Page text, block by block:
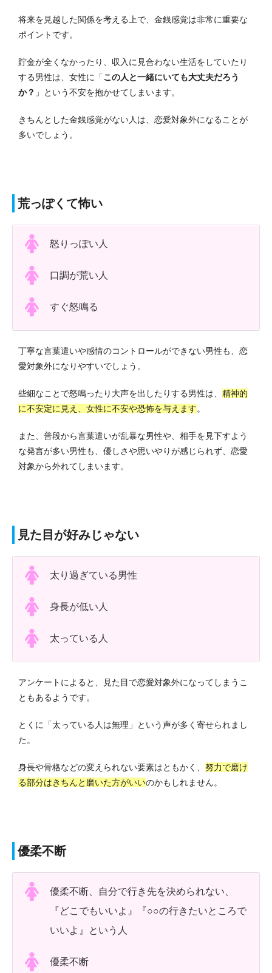
将来を見越した関係を考える上で、金銭感覚は非常に重要な
ポイントです。
貯金が全くなかったり、収入に見合わない生活をしていたり
する男性は、女性に「この人と一緒にいても大丈夫だろう
か？ 」という不安を抱かせてしまいます。
きちんとした金銭感覚がない人は、恋愛対象外になることが
多いでしょう。
荒っぽくて怖い
怒りっぽい人
口調が荒い人
すぐ怒鳴る
丁寧な言葉遣いや感情のコントロールができない男性も、恋
愛対象外になりやすいでしょう。
些細なことで怒鳴ったり大声を出したりする男性は、 精神的
に不安定に見え、女性に不安や恐怖を与えます。
また、普段から言葉遣いが乱暴な男性や、相手を見下すよう
な発言が多い男性も、優しさや思いやりが感じられず、恋愛
対象から外れてしまいます。
見た目が好みじゃない
太り過ぎている男性
身長が低い人
太っている人
アンケートによると、見た目で恋愛対象外になってしまうこ
ともあるようです。
とくに「太っている人は無理」という声が多く寄せられまし
た。
身長や骨格などの変えられない要素はともかく、 努力で磨け
る部分はきちんと磨いた方がいいのかもしれません。
優柔不断
優柔不断、自分で行き先を決められない、
『どこでもいいよ』『○○の行きたいところで
いいよ』という人
優柔不断